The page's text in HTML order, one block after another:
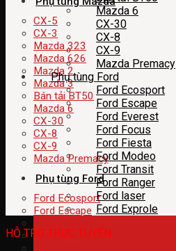
CX-5
CX-3
Mazda 323
Mazda 626
Mazda 2
Mazda 3
Bán tải BT50
Mazda 6
CX-30
CX-8
CX-9
Mazda Premacy
Phụ tùng Ford
Ford Ecosport
Ford Escape
Ford Focus
Mazda 6
CX-30
CX-8
CX-9
Mazda Premacy
Phụ tùng Ford
Ford Ecosport
Ford Escape
Ford Everest
Ford Focus
Ford Fiesta
Ford Modeo
Ford Transit
Ford Ranger
Ford laser
Ford Exprole
HỖ TRỢ TRỰC TUYẾN